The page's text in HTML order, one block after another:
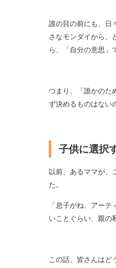
誰の目の前にも、日
さなモンダイから、
ら、「自分の意思」
つまり、「誰かのた
ず決めるものはない
子供に選択
以前、あるママが、
た。
「息子がね、アー
いことぐらい、親の
この話、皆さんはど